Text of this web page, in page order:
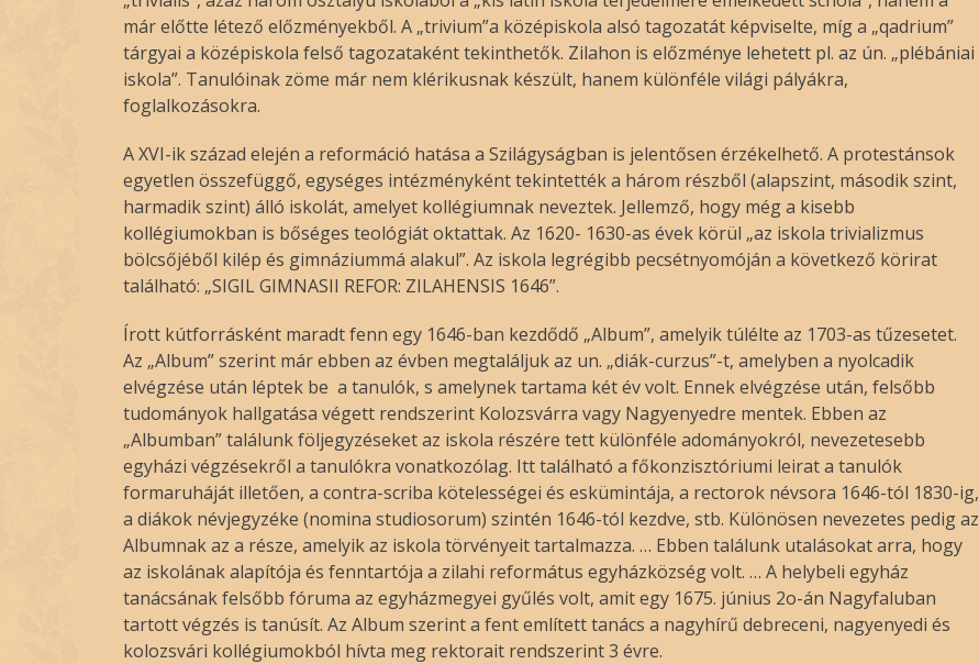
már előtte létező előzményekből. A „trivium”a középiskola alsó tagozatát képviselte, míg a „qadrium”
tárgyai a középiskola felső tagozataként tekinthetők. Zilahon is előzménye lehetett pl. az ún. „plébániai
iskola”. Tanulóinak zöme már nem klérikusnak készült, hanem különféle világi pályákra,
foglalkozásokra.
A XVI-ik század elején a reformáció hatása a Szilágyságban is jelentősen érzékelhető. A protestánsok
egyetlen összefüggő, egységes intézményként tekintették a három részből (alapszint, második szint,
harmadik szint) álló iskolát, amelyet kollégiumnak neveztek. Jellemző, hogy még a kisebb
kollégiumokban is bőséges teológiát oktattak. Az 1620- 1630-as évek körül „az iskola trivializmus
bölcsőjéből kilép és gimnáziummá alakul”. Az iskola legrégibb pecsétnyomóján a következő körirat
található: „SIGIL GIMNASII REFOR: ZILAHENSIS 1646”.
Írott kútforrásként maradt fenn egy 1646-ban kezdődő „Album”, amelyik túlélte az 1703-as tűzesetet.
Az „Album” szerint már ebben az évben megtaláljuk az un. „diák-curzus”-t, amelyben a nyolcadik
elvégzése után léptek be a tanulók, s amelynek tartama két év volt. Ennek elvégzése után, felsőbb
tudományok hallgatása végett rendszerint Kolozsvárra vagy Nagyenyedre mentek. Ebben az
„Albumban” találunk följegyzéseket az iskola részére tett különféle adományokról, nevezetesebb
egyházi végzésekről a tanulókra vonatkozólag. Itt található a főkonzisztóriumi leirat a tanulók
formaruháját illetően, a contra-scriba kötelességei és eskümintája, a rectorok névsora 1646-tól 1830-ig,
a diákok névjegyzéke (nomina studiosorum) szintén 1646-tól kezdve, stb. Különösen nevezetes pedig az
Albumnak az a része, amelyik az iskola törvényeit tartalmazza. … Ebben találunk utalásokat arra, hogy
az iskolának alapítója és fenntartója a zilahi református egyházközség volt. … A helybeli egyház
tanácsának felsőbb fóruma az egyházmegyei gyűlés volt, amit egy 1675. június 2o-án Nagyfaluban
tartott végzés is tanúsít. Az Album szerint a fent említett tanács a nagyhírű debreceni, nagyenyedi és
kolozsvári kollégiumokból hívta meg rektorait rendszerint 3 évre.